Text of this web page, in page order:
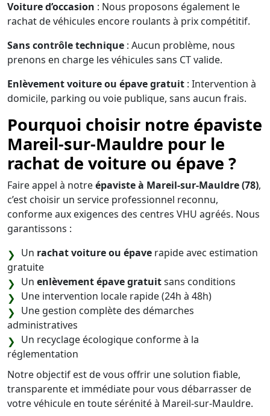
Voiture d’occasion : Nous proposons également le
rachat de véhicules encore roulants à prix compétitif.
Sans contrôle technique : Aucun problème, nous
prenons en charge les véhicules sans CT valide.
Enlèvement voiture ou épave gratuit : Intervention à
domicile, parking ou voie publique, sans aucun frais.
Pourquoi choisir notre épaviste
Mareil-sur-Mauldre pour le
rachat de voiture ou épave ?
Faire appel à notreépaviste à Mareil-sur-Mauldre (78),
c’est choisir un service professionnel reconnu,
conforme aux exigences des centres VHU agréés. Nous
garantissons :
Un rachat voiture ou épave rapide avec estimation
gratuite
Un enlèvement épave gratuitsans conditions
Une intervention locale rapide (24h à 48h)
Une gestion complète des démarches
administratives
Un recyclage écologique conforme à la
réglementation
Notre objectif est de vous offrir une solution fiable,
transparente et immédiate pour vous débarrasser de
votre véhicule en toute sérénité à Mareil-sur-Mauldre.